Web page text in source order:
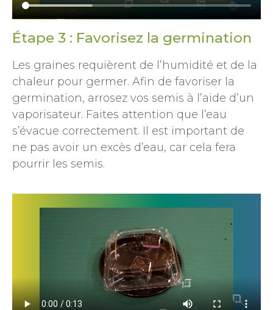
Étape 3 : Favorisez la germination
Les graines requièrent de l’humidité et de la
chaleur pour germer. Afin de favoriser la
germination, arrosez vos semis à l’aide d’un
vaporisateur. Faites attention que l’eau
s’évacue correctement. Il est important de
ne pas avoir un excès d’eau, car cela fera
pourrir les semis.